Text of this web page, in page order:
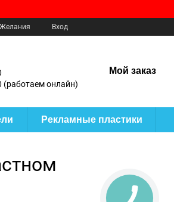
Желания Вход
(работаем онлайн)
Мой заказ
Рекламные пластики